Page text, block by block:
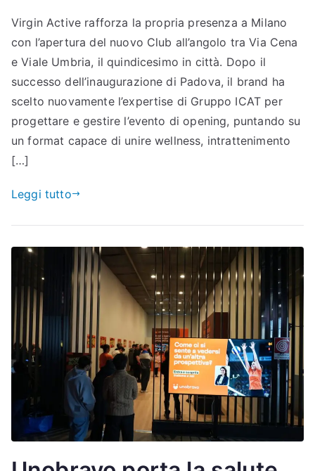
Virgin Active rafforza la propria presenza a Milano
con l’apertura del nuovo Club all’angolo tra Via Cena
e Viale Umbria, il quindicesimo in città. Dopo il
successo dell’inaugurazione di Padova, il brand ha
scelto nuovamente l’expertise di Gruppo ICAT per
progettare e gestire l’evento di opening, puntando su
un format capace di unire wellness, intrattenimento
[…]
Leggi tutto